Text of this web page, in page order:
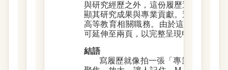
與研究經歷之外，這份履歷還包含了學
顯其研究成果與專業貢獻。這種格式非
高等教育相關職務。由於這份履歷亦
可延伸至兩頁，以完整呈現申請人在學
結語
寫履歷就像拍一張「專業寫真照」